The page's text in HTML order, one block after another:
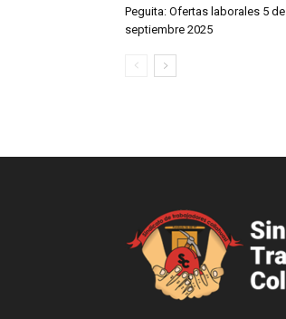
Peguita: Ofertas laborales 5 de
septiembre 2025